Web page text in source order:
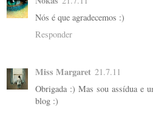
Nós é que agradecemos :)
Responder
Miss Margaret 21.7.11
Obrigada :) Mas sou assídua e
blog :)